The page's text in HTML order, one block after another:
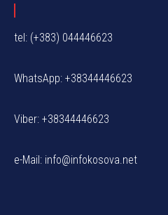
tel: (+383) 044446623
WhatsApp: +38344446623
Viber: +38344446623
e-Mail: info@infokosova.net